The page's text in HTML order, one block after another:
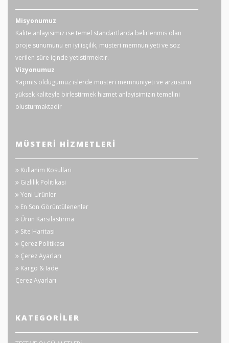
Misyonumuz
Kalite anlayisimiz ise temel standartlarda belirlenmis olan
proje sunumunu en iyi isçilik, müsteri memnuniyeti ve söz
verilen süre içinde yetistirmektir.
Vizyonumuz
Yapmis oldugumuz islerde müsteri memnuniyeti ve arzusunu
yüksek kaliteyle birlestirmek hizmet anlayisimizin temelini
olusturmaktadir
MÜSTERI HIZMETLERI
Kullanim Kosullari
Gizlilik Politikasi
Yeni Ürünler
En Son Görüntülenenler
Ürün Karsilastirma
Site Haritasi
Çerez Politikası
Çerez Ayarları
Kargo & Iade
Çerez Ayarları
KATEGORILER